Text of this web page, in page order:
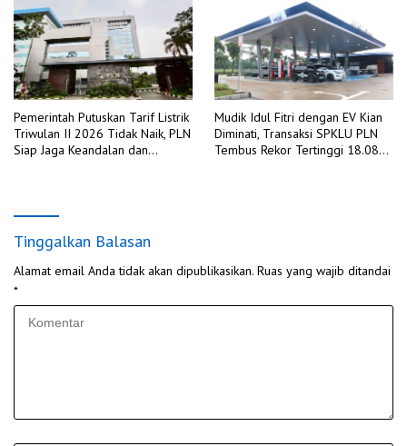
Pemerintah Putuskan Tarif Listrik
Triwulan II 2026 Tidak Naik, PLN
Siap Jaga Keandalan dan
Mudik Idul Fitri dengan EV Kian
Diminati, Transaksi SPKLU PLN
Tembus Rekor Tertinggi 18.088
Tinggalkan Balasan
Alamat email Anda tidak akan dipublikasikan. Ruas yang wajib ditandai
*